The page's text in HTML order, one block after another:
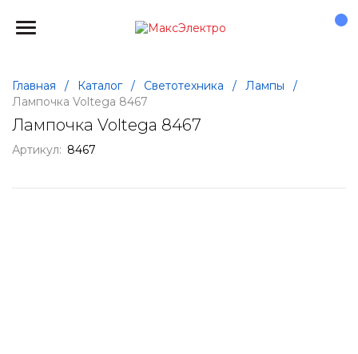
Главная / Каталог / Светотехника / Лампы
/
Лампочка Voltega 8467
Лампочка Voltega 8467
Артикул: 8467